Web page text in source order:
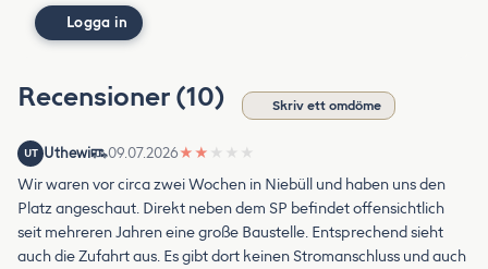
Logga in
Recensioner (10) Skriv ett omdöme
UT Uthewi 09.07.2026★ ★ ★ ★ ★
Wir waren vor circa zwei Wochen in Niebüll und haben uns den
Platz angeschaut. Direkt neben dem SP befindet offensichtlich
seit mehreren Jahren eine große Baustelle. Entsprechend sieht
auch die Zufahrt aus. Es gibt dort keinen Stromanschluss und auch